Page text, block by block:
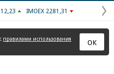
IMOEX 2281,31
правилами использования
ОК